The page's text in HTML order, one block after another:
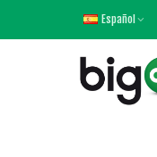
Español